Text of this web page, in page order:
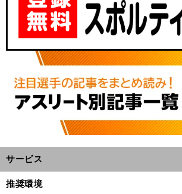
サービス
推奨環境